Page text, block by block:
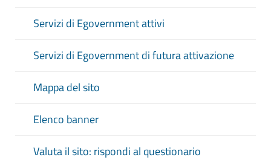
Servizi di Egovernment attivi
Servizi di Egovernment di futura attivazione
Mappa del sito
Elenco banner
Valuta il sito: rispondi al questionario